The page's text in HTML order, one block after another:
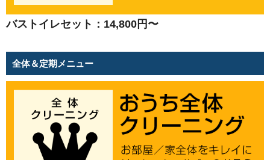
バストイレセット：14,800円〜
全体＆定期メニュー